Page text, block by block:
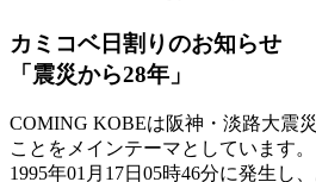
カミコベ日割りのお知らせ
「震災から28年」
COMING KOBEは阪神・淡路大震
ことをメインテーマとしています。
1995年01月17日05時46分に発生し